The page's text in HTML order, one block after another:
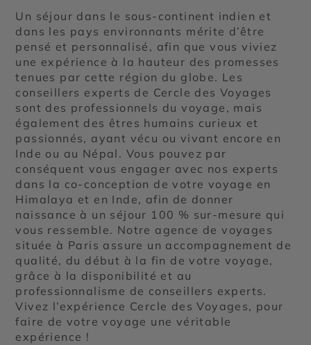
Un séjour dans le sous-continent indien et
dans les pays environnants mérite d’être
pensé et personnalisé, afin que vous viviez
une expérience à la hauteur des promesses
tenues par cette région du globe. Les
conseillers experts de Cercle des Voyages
sont des professionnels du voyage, mais
également des êtres humains curieux et
passionnés, ayant vécu ou vivant encore en
Inde ou au Népal. Vous pouvez par
conséquent vous engager avec nos experts
dans la co-conception de votre voyage en
Himalaya et en Inde, afin de donner
naissance à un séjour 100 % sur-mesure qui
vous ressemble. Notre agence de voyages
située à Paris assure un accompagnement de
qualité, du début à la fin de votre voyage,
grâce à la disponibilité et au
professionnalisme de conseillers experts.
Vivez l’expérience Cercle des Voyages, pour
faire de votre voyage une véritable
expérience !